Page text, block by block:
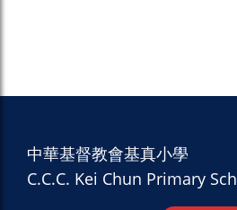
中華基督教會基真小學
C.C.C. Kei Chun Primary